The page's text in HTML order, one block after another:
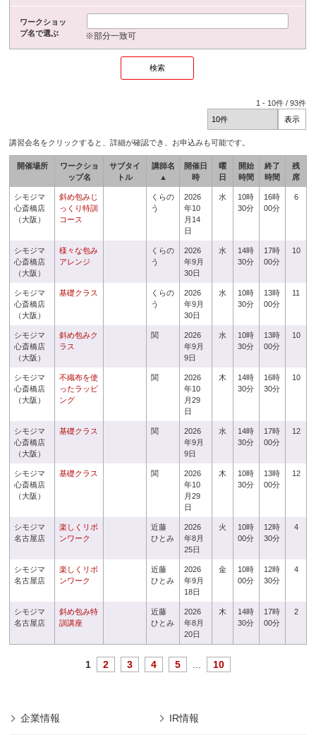
ワークショッ
プ名で選ぶ
※部分一致可
1 - 10件 /93件
講習会名をクリックすると、詳細が確認でき、お申込みも可能です。
開催場所
ワークショ
ップ名
サブタイ
トル
講師名
▲
開催日
時
曜
日
開始
時間
終了
時間
残
席
シモジマ
心斎橋店
（大阪）
斜め包みじ
っくり特訓
コース
くらの
う
2026
年10
月14
日
水
10時
30分
16時
00分
6
シモジマ
心斎橋店
（大阪）
様々な包み
アレンジ
くらの
う
2026
年9月
30日
水
14時
30分
17時
00分
10
シモジマ
心斎橋店
（大阪）
基礎クラス
くらの
う
2026
年9月
30日
水
10時
30分
13時
00分
11
シモジマ
心斎橋店
（大阪）
斜め包みク
ラス
関
2026
年9月
9日
水
10時
30分
13時
00分
10
シモジマ
心斎橋店
（大阪）
不織布を使
ったラッピ
ング
関
2026
年10
月29
日
木
14時
30分
16時
30分
10
シモジマ
心斎橋店
（大阪）
基礎クラス 関
2026
年9月
9日
水
14時
30分
17時
00分
12
シモジマ
心斎橋店
（大阪）
基礎クラス 関
2026
年10
月29
日
木
10時
30分
13時
00分
12
シモジマ
名古屋店
楽しくリボ
ンワーク
近藤
ひとみ
2026
年8月
25日
火
10時
00分
12時
30分
4
シモジマ
名古屋店
楽しくリボ
ンワーク
近藤
ひとみ
2026
年9月
18日
金
10時
00分
12時
30分
4
シモジマ
名古屋店
斜め包み特
訓講座
近藤
ひとみ
2026
年8月
20日
木
14時
30分
17時
00分
2
1 2 3 4 5 10
企業情報 IR情報